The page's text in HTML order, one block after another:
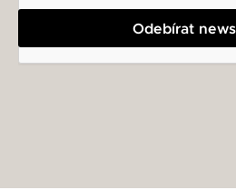
Odebírat